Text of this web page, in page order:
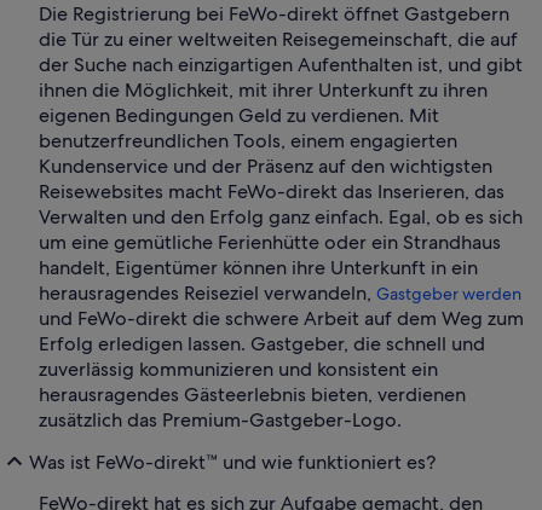
Die Registrierung bei FeWo-direkt öffnet Gastgebern
die Tür zu einer weltweiten Reisegemeinschaft, die auf
der Suche nach einzigartigen Aufenthalten ist, und gibt
ihnen die Möglichkeit, mit ihrer Unterkunft zu ihren
eigenen Bedingungen Geld zu verdienen. Mit
benutzerfreundlichen Tools, einem engagierten
Kundenservice und der Präsenz auf den wichtigsten
Reisewebsites macht FeWo-direkt das Inserieren, das
Verwalten und den Erfolg ganz einfach. Egal, ob es sich
um eine gemütliche Ferienhütte oder ein Strandhaus
handelt, Eigentümer können ihre Unterkunft in ein
herausragendes Reiseziel verwandeln, Gastgeber werden
und FeWo-direkt die schwere Arbeit auf dem Weg zum
Erfolg erledigen lassen. Gastgeber, die schnell und
zuverlässig kommunizieren und konsistent ein
herausragendes Gästeerlebnis bieten, verdienen
zusätzlich das Premium-Gastgeber-Logo.
Was ist FeWo-direkt™ und wie funktioniert es?
FeWo-direkt hat es sich zur Aufgabe gemacht, den